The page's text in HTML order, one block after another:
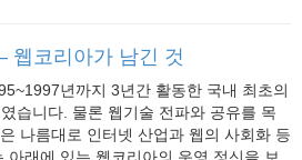
웹코리아가 남긴 것
년까지 3년간 활동한 국내 최초의
습니다. 물론 웹기술 전파와 공유를 목
나름대로 인터넷 산업과 웹의 사회화 등
아래에 있는 웹코리아의 운영 정신을 보